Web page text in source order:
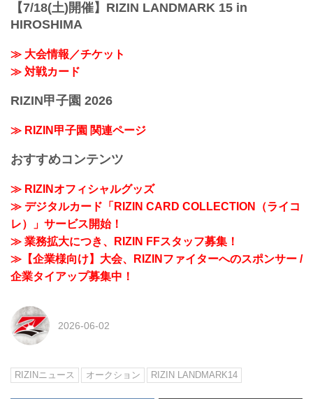
【7/18(土)開催】RIZIN LANDMARK 15 in
HIROSHIMA
≫ 大会情報／チケット
≫ 対戦カード
RIZIN甲子園 2026
≫ RIZIN甲子園 関連ページ
おすすめコンテンツ
≫ RIZINオフィシャルグッズ
≫ デジタルカード「RIZIN CARD COLLECTION（ライコ
レ）」サービス開始！
≫ 業務拡大につき、RIZIN FFスタッフ募集！
≫【企業様向け】大会、RIZINファイターへのスポンサー /
企業タイアップ募集中！
2026-06-02
RIZINニュース オークション RIZIN LANDMARK14